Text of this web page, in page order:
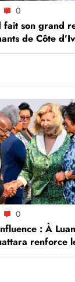
0
fait son grand
de Côte
0
: À
renforce
de la Côte